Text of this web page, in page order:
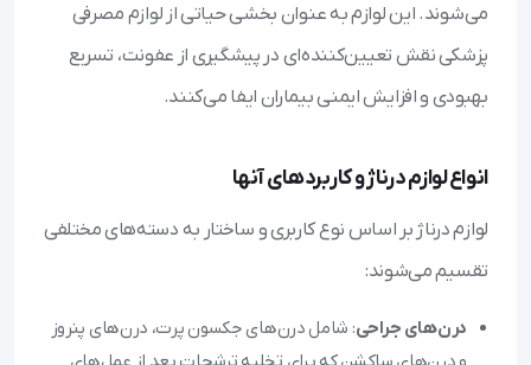
می‌شوند. این لوازم به عنوان بخشی حیاتی از لوازم مصرفی
پزشکی نقش تعیین‌کننده‌ای در پیشگیری از عفونت، تسریع
بهبودی و افزایش ایمنی بیماران ایفا می‌کنند.
انواع لوازم درناژ و کاربردهای آنها
لوازم درناژ بر اساس نوع کاربری و ساختار به دسته‌های مختلفی
تقسیم می‌شوند:
درن‌های جراحی: شامل درن‌های جکسون پرت، درن‌های پنروز